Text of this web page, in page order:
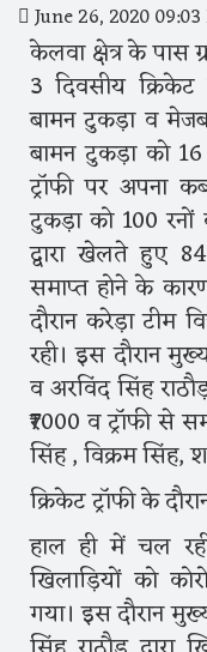
June 26, 2020
केलवा क्षेत्र के पास
3 दिवसीय
बामन टुकड़ा व
बामन टुकड़ा को
ट्रॉफी पर अपना
टुकड़ा को 100
द्वारा खेलते हुए
समाप्त होने के
दौरान करेड़ा टीम
रही। इस दौरान
व अरविंद सिंह
₹7000 व ट्रॉफी से
सिंह , विक्रम सिंह,
क्रिकेट ट्रॉफी के
हाल ही में चल
खिलाड़ियों को
गया। इस दौरान